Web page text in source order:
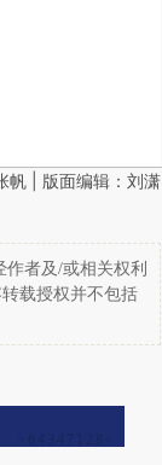
帆 | 版面编辑：刘潇
者及/或相关权利
载授权并不包括